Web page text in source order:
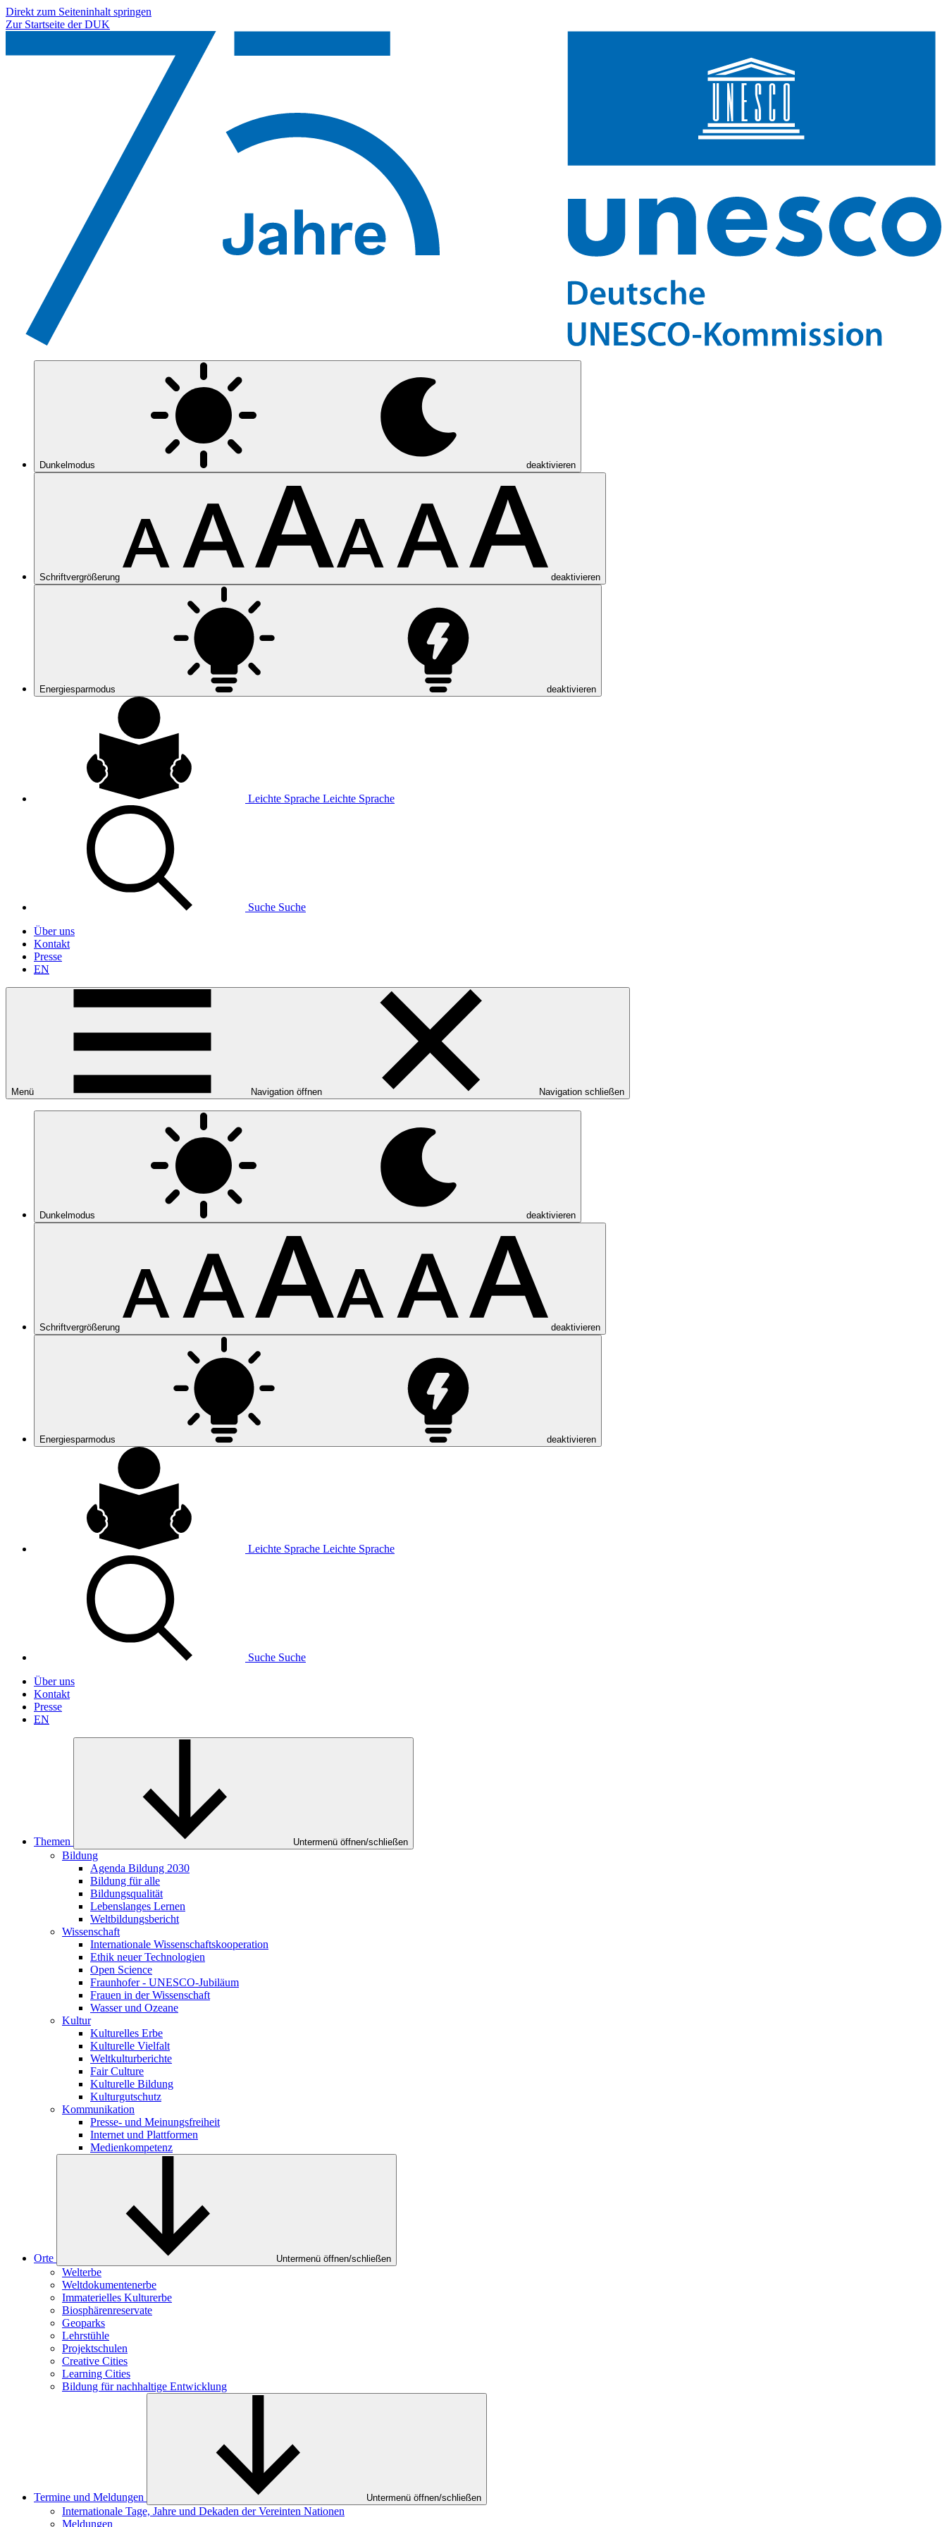
Direkt zum Seiteninhalt springen
Zur Startseite der DUK
Dunkelmodus deaktivieren
Schriftvergrößerung deaktivieren
Energiesparmodus deaktivieren
Leichte Sprache Leichte Sprache
Suche Suche
Über uns
Kontakt
Presse
EN
Menü Navigation öffnen Navigation schließen
Dunkelmodus deaktivieren
Schriftvergrößerung deaktivieren
Energiesparmodus deaktivieren
Leichte Sprache Leichte Sprache
Suche Suche
Über uns
Kontakt
Presse
EN
Themen Untermenü öffnen/schließen
Bildung
Agenda Bildung 2030
Bildung für alle
Bildungsqualität
Lebenslanges Lernen
Weltbildungsbericht
Wissenschaft
Internationale Wissenschaftskooperation
Ethik neuer Technologien
Open Science
Fraunhofer - UNESCO-Jubiläum
Frauen in der Wissenschaft
Wasser und Ozeane
Kultur
Kulturelles Erbe
Kulturelle Vielfalt
Weltkulturberichte
Fair Culture
Kulturelle Bildung
Kulturgutschutz
Kommunikation
Presse- und Meinungsfreiheit
Internet und Plattformen
Medienkompetenz
Orte Untermenü öffnen/schließen
Welterbe
Weltdokumentenerbe
Immaterielles Kulturerbe
Biosphärenreservate
Geoparks
Lehrstühle
Projektschulen
Creative Cities
Learning Cities
Bildung für nachhaltige Entwicklung
Termine und Meldungen Untermenü öffnen/schließen
Internationale Tage, Jahre und Dekaden der Vereinten Nationen
Meldungen